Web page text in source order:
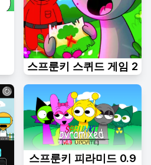
스프룬키 스퀴드 게임 2
스프룬키 피라미드 0.9